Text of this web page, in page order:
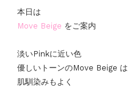
本日は
Move Beige をご案内
淡いPinkに近い色
優しいトーンのMove Beige は
肌馴染みもよく